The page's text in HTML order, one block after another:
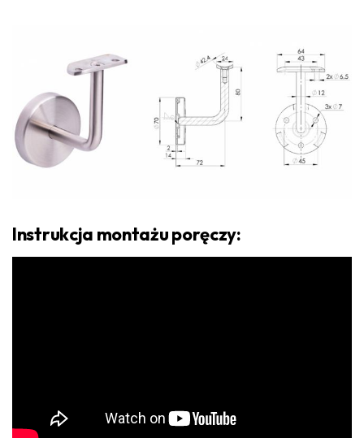
Instrukcja montażu poręczy: